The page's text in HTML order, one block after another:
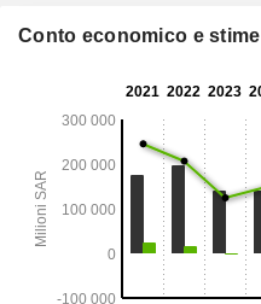
Conto economico e stime